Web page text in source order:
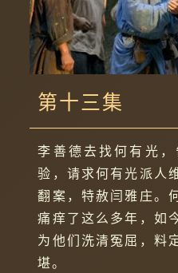
第十三集
李善德去找何有光
验，请求何有光派人
翻案，特赦闫雅庄。
痛痒了这么多年，如
为他们洗清冤屈，料
堪。